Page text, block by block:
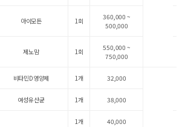
아이모든 1회
360,000 ~
500,000
제노맘 1회
550,000 ~
750,000
비타민D영양제 1개 32,000
여성유산균 1개 38,000
1개 40,000